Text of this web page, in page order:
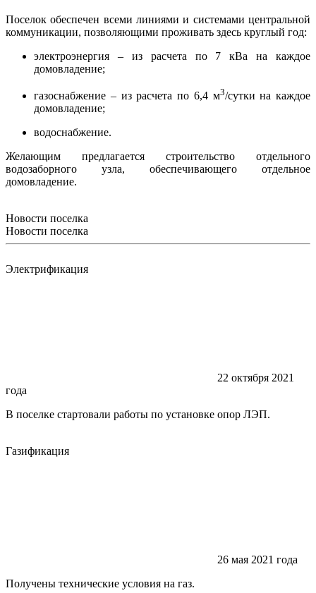
Поселок обеспечен всеми линиями и системами центральной
коммуникации, позволяющими проживать здесь круглый год:
электроэнергия – из расчета по 7 кВа на каждое
домовладение;
газоснабжение – из расчета по 6,4 м3/сутки на каждое
домовладение;
водоснабжение.
Желающим предлагается строительство отдельного
водозаборного узла, обеспечивающего отдельное
домовладение.
Новости поселка
Новости поселка
Электрификация
22 октября 2021
года
В поселке стартовали работы по установке опор ЛЭП.
Газификация
26 мая 2021 года
Получены технические условия на газ.